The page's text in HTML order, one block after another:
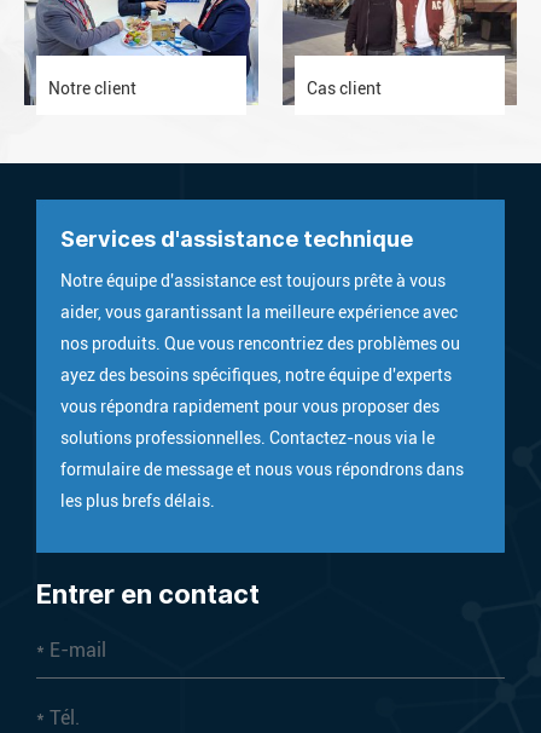
Notre client Cas client
Entrer en contact
Services d'assistance technique
Notre équipe d'assistance est toujours prête à vous
aider, vous garantissant la meilleure expérience avec
nos produits. Que vous rencontriez des problèmes ou
ayez des besoins spécifiques, notre équipe d'experts
vous répondra rapidement pour vous proposer des
solutions professionnelles. Contactez-nous via le
formulaire de message et nous vous répondrons dans
les plus brefs délais.